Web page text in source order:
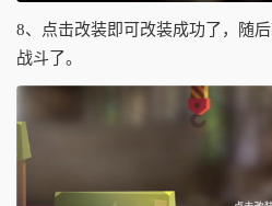
8、点击改装即可改装成功了，随
战斗了。